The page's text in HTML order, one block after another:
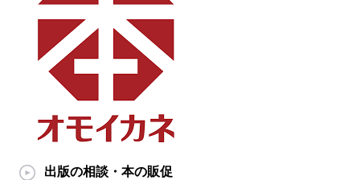
出版の相談・本の販促